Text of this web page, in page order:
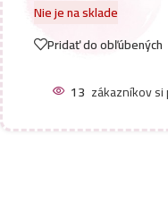
Nie je na sklade
Pridať do obľúbených
13 zákazníkov